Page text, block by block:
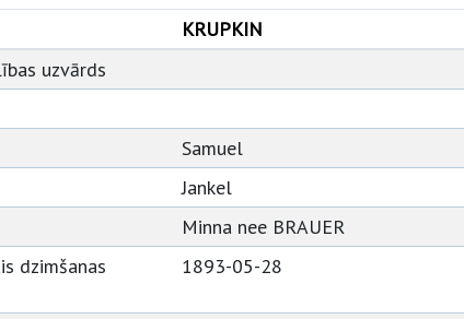
KRUPKIN
uzvārds
Samuel
Jankel
Minna nee BRAUER
dzimšanas
1893-05-28